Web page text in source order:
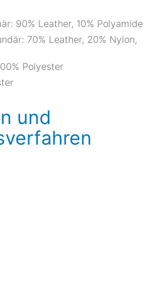
90% Leather, 10% Polyamide
70% Leather, 20% Nylon,
Polyester
und